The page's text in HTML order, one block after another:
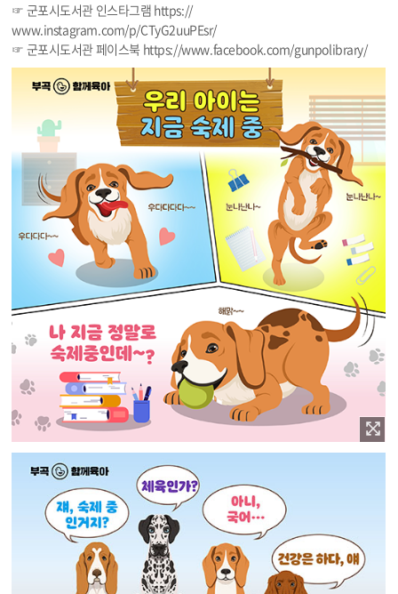
☞ 군포시도서관 인스타그램 https://
www.instagram.com/p/CTyG2uuPEsr/
☞ 군포시도서관 페이스북 https://www.facebook.com/gunpolibrary/